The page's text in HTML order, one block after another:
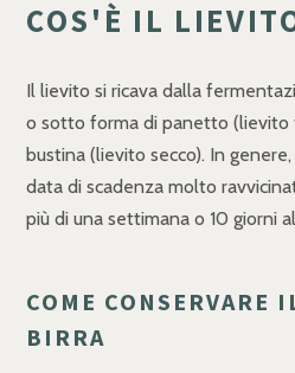
COS'È IL
Il lievito si ricava dalla
o sotto forma di panetto (lievito
bustina (lievito secco). In
data di scadenza molto
più di una settimana o 10 giorni
COME CONSERVARE
BIRRA